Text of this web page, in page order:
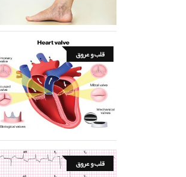
قلب و عروق
قلب و عروق